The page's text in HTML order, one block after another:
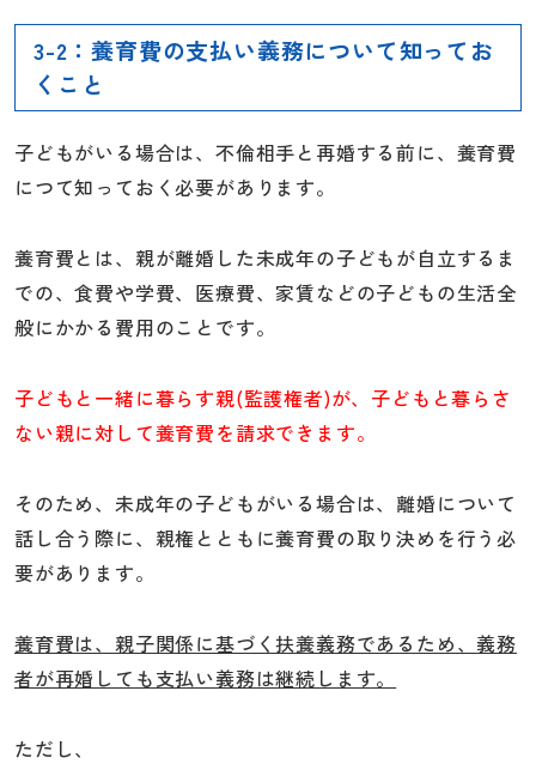
3-2：養育費の支払い義務について知ってお
くこと
子どもがいる場合は、不倫相手と再婚する前に、養育費
につて知っておく必要があります。
養育費とは、親が離婚した未成年の子どもが自立するま
での、食費や学費、医療費、家賃などの子どもの生活全
般にかかる費用のことです。
子どもと一緒に暮らす親(監護権者)が、子どもと暮らさ
ない親に対して養育費を請求できます。
そのため、未成年の子どもがいる場合は、離婚について
話し合う際に、親権とともに養育費の取り決めを行う必
要があります。
養育費は、親子関係に基づく扶養義務であるため、義務
者が再婚しても支払い義務は継続します。
ただし、